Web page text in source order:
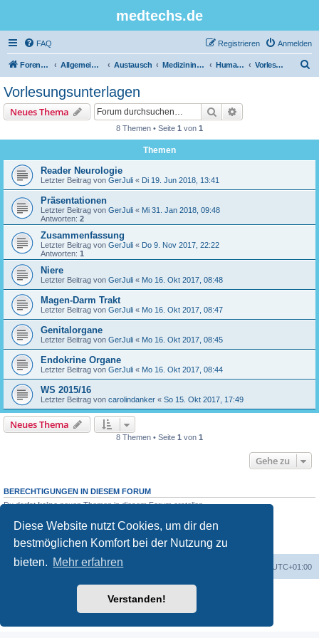
Diese Website nutzt Cookies, um dir den
bestmöglichen Komfort bei der Nutzung zu
bieten. Mehr erfahren
Verstanden!
medtechs.de
FAQ Anmelden
Registrieren
Foren-Übersicht Allgemeines Board Austausch Medizininformatik Humanbiologie Vorlesungsunterlagen
Vorlesungsunterlagen
Neues Thema Suche
8 Themen • Seite 1 von 1
Themen
Reader Neurologie
Letzter Beitrag von GerJuli « Di 19. Jun 2018, 13:41
Präsentationen
Letzter Beitrag von GerJuli « Mi 31. Jan 2018, 09:48
Antworten: 2
Zusammenfassung
Letzter Beitrag von GerJuli « Do 9. Nov 2017, 22:22
Antworten: 1
Niere
Letzter Beitrag von GerJuli « Mo 16. Okt 2017, 08:48
Magen-Darm Trakt
Letzter Beitrag von GerJuli « Mo 16. Okt 2017, 08:47
Genitalorgane
Letzter Beitrag von GerJuli « Mo 16. Okt 2017, 08:45
Endokrine Organe
Letzter Beitrag von GerJuli « Mo 16. Okt 2017, 08:44
WS 2015/16
Letzter Beitrag von carolindanker « So 15. Okt 2017, 17:49
Neues Thema
8 Themen • Seite 1 von 1
Gehe zu
BERECHTIGUNGEN IN DIESEM FORUM
Du darfstkeineneuen Themen in diesem Forum erstellen.
Du darfst deine Beiträge in diesem Forumnicht ändern.
Du darfstkeine Dateianhänge in diesem Forum erstellen.
Foren-Übersicht UTC+01:00
Deutsche Übersetzung durch